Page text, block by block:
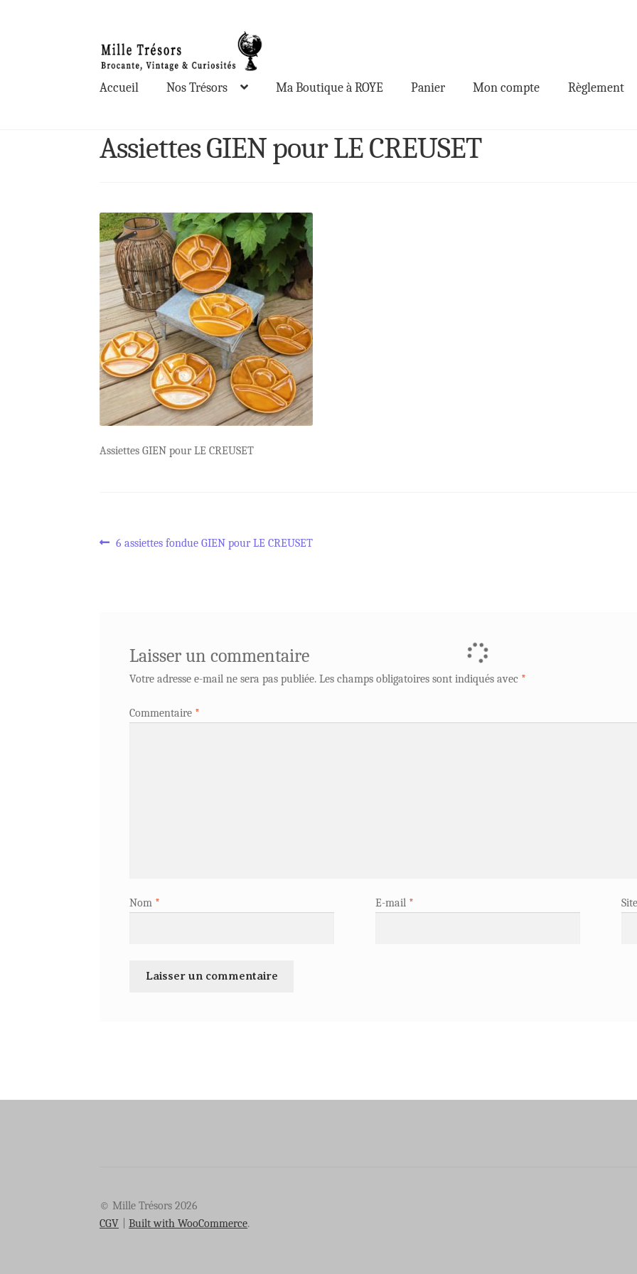
à
la
navigation
au
contenu
Accueil Nos Trésors Ma Boutique à ROYE Panier Mon compte Règlement
Assiettes GIEN pour LE CREUSET
Assiettes GIEN pour LE CREUSET
Navigation
Article
6 assiettes fondue GIEN pour LE CREUSET
Laisser un commentaire
Votre adresse e-mail ne sera pas publiée. Les champs obligatoires sont indiqués avec *
Commentaire *
Nom * E-mail *
© Mille Trésors 2026
CGV
Built with WooCommerce.